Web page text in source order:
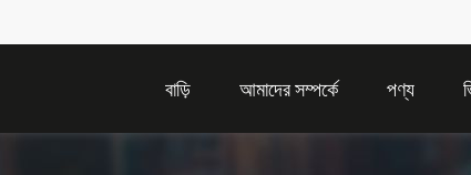
বাড়ি আমাদের সম্পর্কে পণ্য